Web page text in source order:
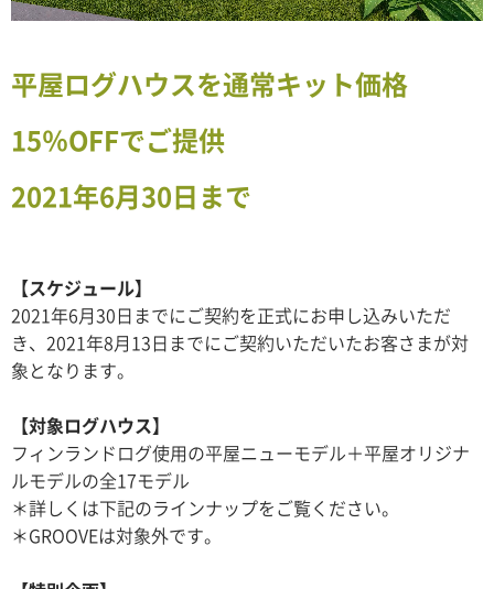
平屋ログハウスを通常キット価格
15％OFFでご提供
2021年6月30日まで
【スケジュール】
2021年6月30日までにご契約を正式にお申し込みいただ
き、2021年8月13日までにご契約いただいたお客さまが対
象となります。
【対象ログハウス】
フィンランドログ使用の平屋ニューモデル＋平屋オリジナ
ルモデルの全17モデル
＊詳しくは下記のラインナップをご覧ください。
＊GROOVEは対象外です。